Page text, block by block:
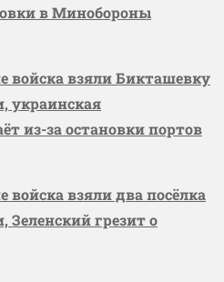
в Минобороны
войска взяли Бикташевку
украинская
из-за остановки портов
войска взяли два посёлка
Зеленский грезит о